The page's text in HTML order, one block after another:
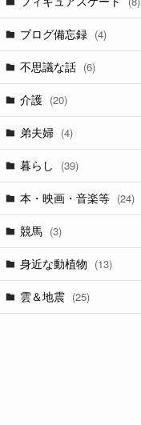
ブログ備忘録 (4)
不思議な話 (6)
介護 (20)
弟夫婦 (4)
暮らし (39)
本・映画・音楽等 (24)
競馬 (3)
身近な動植物 (13)
雲＆地震 (25)